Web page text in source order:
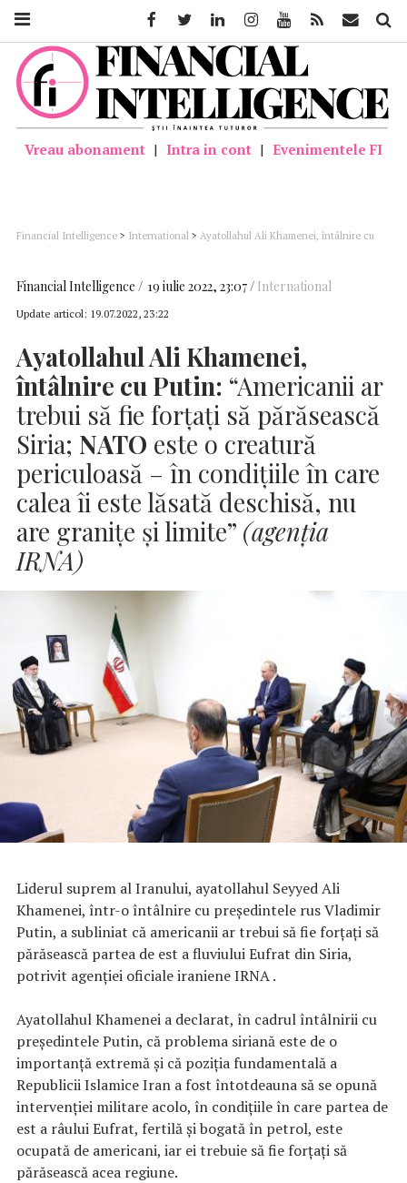
Vreau abonament | Intra in cont | Evenimentele FI
Financial Intelligence > International > Ayatollahul Ali Khamenei, întâlnire cu
Putin: “Americanii ar trebui să fie forțați să părăsească Siria; NATO este o creatură
limite” (agenţia IRNA)
Financial Intelligence 19 iulie 2022, 23:07 International
Update articol: 19.07.2022, 23:22
Ayatollahul Ali Khamenei,
întâlnire cu Putin: “Americanii ar
trebui să fie forțați să părăsească
Siria; NATO este o creatură
periculoasă – în condiţiile în care
calea îi este lăsată deschisă, nu
are granițe și limite” (agenţia
IRNA)
Liderul suprem al Iranului, ayatollahul Seyyed Ali
Khamenei, într-o întâlnire cu președintele rus Vladimir
Putin, a subliniat că americanii ar trebui să fie forțați să
părăsească partea de est a fluviului Eufrat din Siria,
potrivit agenţiei oficiale iraniene IRNA .
Ayatollahul Khamenei a declarat, în cadrul întâlnirii cu
președintele Putin, că problema siriană este de o
importanță extremă și că poziția fundamentală a
Republicii Islamice Iran a fost întotdeauna să se opună
intervenției militare acolo, în condiţiile în care partea de
est a râului Eufrat, fertilă și bogată în petrol, este
ocupată de americani, iar ei trebuie să fie forțați să
părăsească acea regiune.
FacebookTwitter LinkedinInstagramYoutube Feed Mail